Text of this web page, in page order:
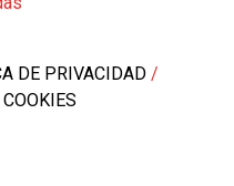
DE PRIVACIDAD /